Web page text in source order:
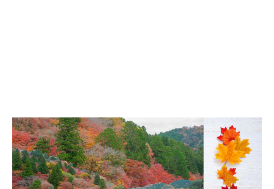
Dónde
Viajar
en
Otoño:
Destinos